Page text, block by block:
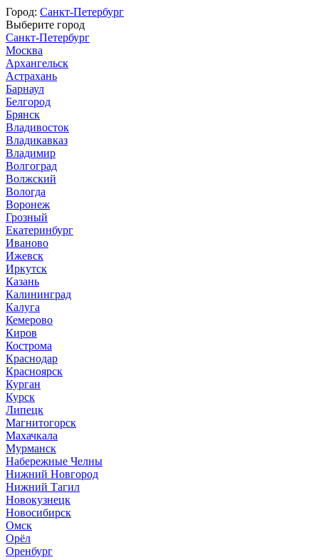
Город: Санкт-Петербург
Выберите город
Санкт-Петербург
Москва
Архангельск
Астрахань
Барнаул
Белгород
Брянск
Владивосток
Владикавказ
Владимир
Волгоград
Волжский
Вологда
Воронеж
Грозный
Екатеринбург
Иваново
Ижевск
Иркутск
Казань
Калининград
Калуга
Кемерово
Киров
Кострома
Краснодар
Красноярск
Курган
Курск
Липецк
Магнитогорск
Махачкала
Мурманск
Набережные Челны
Нижний Новгород
Нижний Тагил
Новокузнецк
Новосибирск
Омск
Орёл
Оренбург